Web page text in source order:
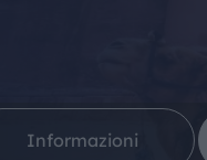
Informazioni